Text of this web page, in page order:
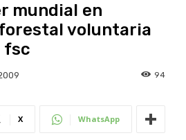
mundial en
voluntaria
fsc
94
X WhatsApp